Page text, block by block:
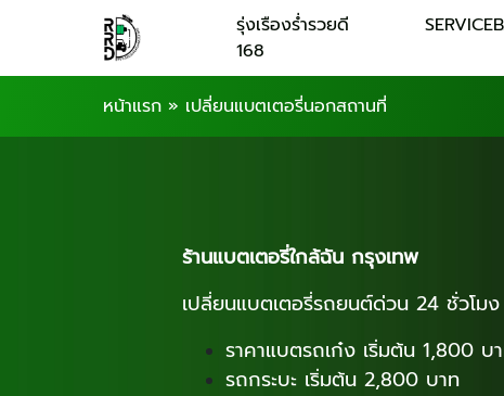
รุ่งเรืองร่ำรวยดี
168
หน้าแรก » เปลี่ยนแบตเตอรี่นอกสถานที่
ร้านแบตเตอรี่ใกล้ฉัน กรุงเทพ
เปลี่ยนแบตเตอรี่รถยนต์ด่วน 24 ชั่วโม
ราคาแบตรถเก๋ง เริ่มต้น 1,800 บ
รถกระบะ เริ่มต้น 2,800 บาท